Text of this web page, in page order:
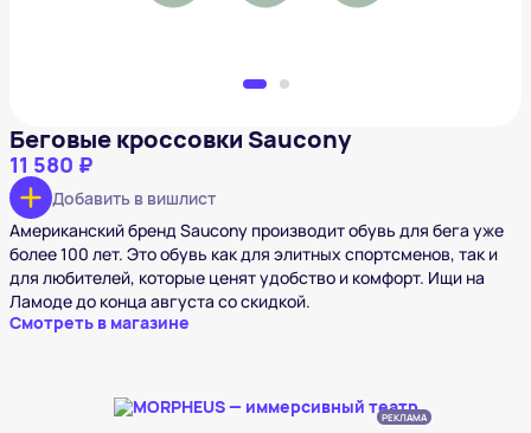
Беговые кроссовки Saucony
11 580 ₽
Добавить в вишлист
Американский бренд Saucony производит обувь для бега уже
более 100 лет. Это обувь как для элитных спортсменов, так и
для любителей, которые ценят удобство и комфорт. Ищи на
Ламоде до конца августа со скидкой.
Смотреть в магазине
РЕКЛАМА